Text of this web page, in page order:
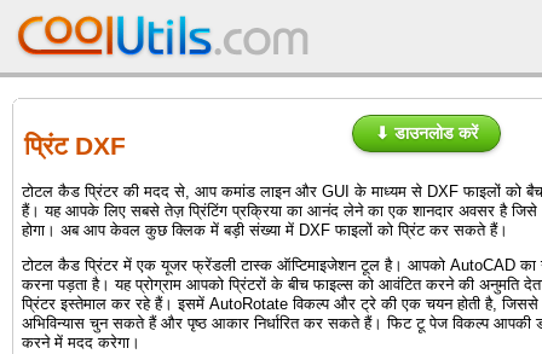
प्रिंट DXF ⬇ डाउनलोड करें
टोटल कैड प्रिंटर की मदद से, आप कमांड लाइन और GUI के माध्यम से DXF फाइलों को
हैं। यह आपके लिए सबसे तेज़ प्रिंटिंग प्रक्रिया का आनंद लेने का एक शानदार अवसर है
होगा। अब आप केवल कुछ क्लिक में बड़ी संख्या में DXF फाइलों को प्रिंट कर सकते हैं।
टोटल कैड प्रिंटर में एक यूजर फ्रेंडली टास्क ऑप्टिमाइजेशन टूल है। आपको AutoCAD का
करना पड़ता है। यह प्रोग्राम आपको प्रिंटरों के बीच फाइल्स को आवंटित करने की अनुमति
प्रिंटर इस्तेमाल कर रहे हैं। इसमें AutoRotate विकल्प और ट्रे की एक चयन होती है,
अभिविन्यास चुन सकते हैं और पृष्ठ आकार निर्धारित कर सकते हैं। फिट टू पेज विकल्प आपकी
करने में मदद करेगा।